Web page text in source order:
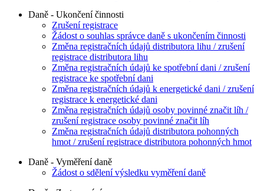
Daně - Ukončení činnosti
Zrušení registrace
Žádost o souhlas správce daně s ukončením činnosti
Změna registračních údajů distributora lihu / zrušení
registrace distributora lihu
Změna registračních údajů ke spotřební dani / zrušení
registrace ke spotřební dani
Změna registračních údajů k energetické dani / zrušení
registrace k energetické dani
Změna registračních údajů osoby povinné značit líh /
zrušení registrace osoby povinné značit líh
Změna registračních údajů distributora pohonných
hmot / zrušení registrace distributora pohonných hmot
Daně - Vyměření daně
Žádost o sdělení výsledku vyměření daně